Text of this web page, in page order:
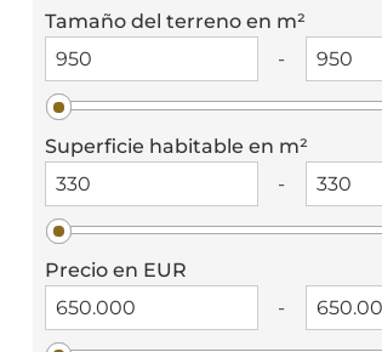
Tamaño del terreno en m²
-
Superficie habitable en m²
-
Precio en EUR
-